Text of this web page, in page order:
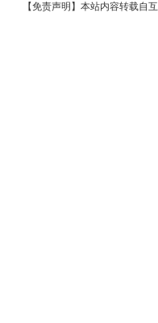
【免责声明】本站内容转载自